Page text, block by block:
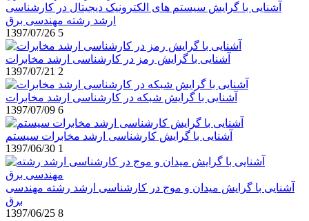
آشنایی با گرایش سیستم های الکترونیک دیجیتال در کارشناسی
ارشد رشته مهندسی برق
1397/07/26 5
آشنایی با گرایش رمز در کارشناسی ارشد مخابرات
1397/07/21 2
آشنایی با گرایش شبکه در کارشناسی ارشد مخابرات
1397/07/09 6
آشنایی با گرایش کارشناسی ارشد مخابرات سیستم
1397/06/30 1
آشنایی با گرایش میدان و موج در کارشناسی ارشد رشته مهندسی
برق
1397/06/25 8